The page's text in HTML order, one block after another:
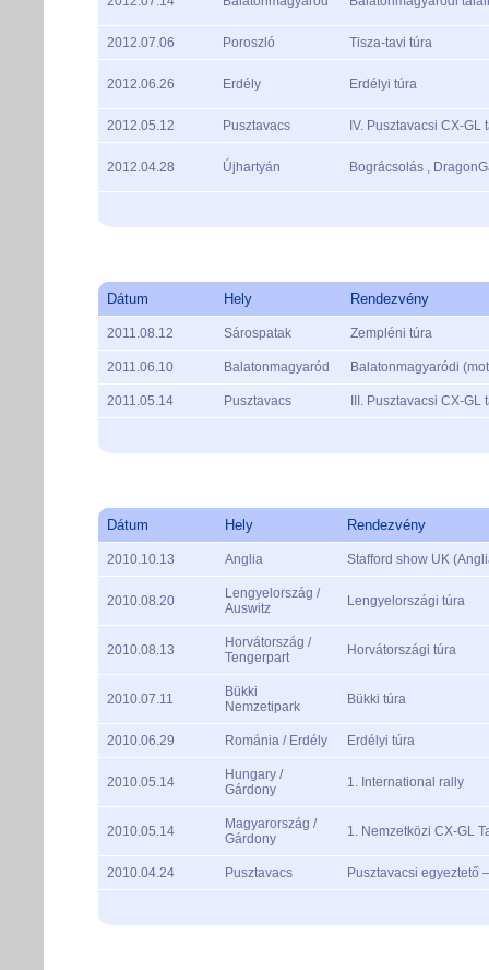
2012.07.06 Poroszló Tisza-tavi túra
2012.06.26 Erdély Erdélyi túra
2012.05.12 Pusztavacs IV. Pusztavacsi CX-GL
2012.04.28 Újhartyán Bográcsolás ,
Dátum Hely Rendezvény
2011.08.12 Sárospatak Zempléni túra
2011.06.10 Balatonmagyaród Balatonmagyaródi
2011.05.14 Pusztavacs III. Pusztavacsi CX-GL
Dátum Hely Rendezvény
2010.10.13 Anglia Stafford show UK
2010.08.20
Lengyelország /
Auswitz
Lengyelországi túra
2010.08.13
Horvátország /
Tengerpart
Horvátországi túra
2010.07.11
Bükki
Nemzetipark
Bükki túra
2010.06.29 Románia / Erdély Erdélyi túra
2010.05.14
Hungary /
Gárdony
1. International rally
2010.05.14
Magyarország /
Gárdony
1. Nemzetközi CX-GL
2010.04.24 Pusztavacs Pusztavacsi egyeztető